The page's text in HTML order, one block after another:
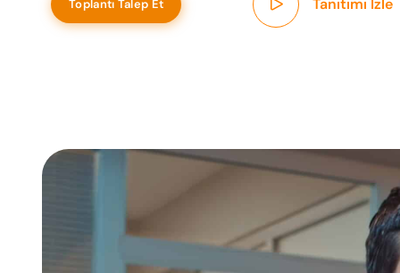
Toplantı Talep Et Tanıtımı İzle